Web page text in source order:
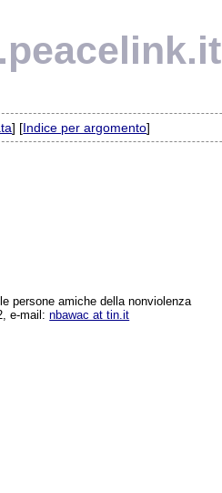
] [Indice per argomento]
persone amiche della nonviolenza
e-mail:nbawac at tin.it